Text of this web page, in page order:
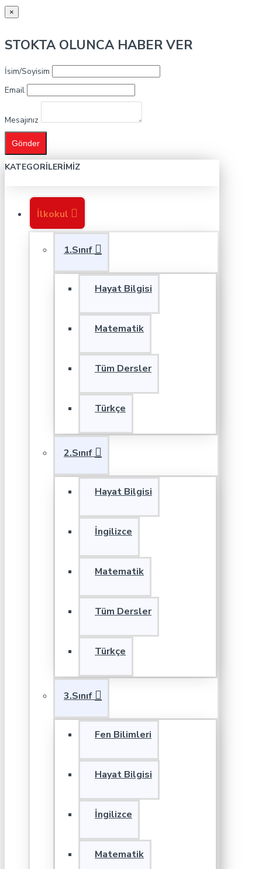
×
STOKTA OLUNCA HABER VER
İsim/Soyisim
Email
Mesajınız
Gönder
KATEGORILERIMIZ
İlkokul
1.Sınıf
Hayat Bilgisi
Matematik
Tüm Dersler
Türkçe
2.Sınıf
Hayat Bilgisi
İngilizce
Matematik
Tüm Dersler
Türkçe
3.Sınıf
Fen Bilimleri
Hayat Bilgisi
İngilizce
Matematik